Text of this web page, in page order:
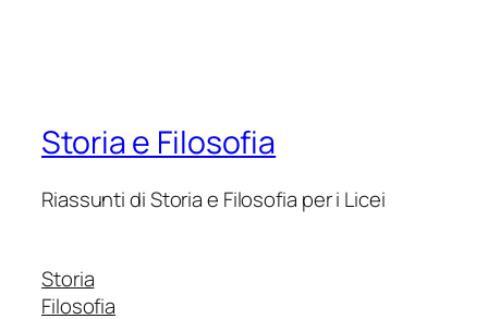
Storia e Filosofia
Riassunti di Storia e Filosofia per i Licei
Storia
Filosofia